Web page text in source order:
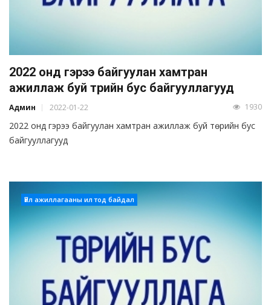
2022 онд гэрээ байгуулан хамтран
ажиллаж буй төрийн бус байгууллагууд
Админ 2022-01-22 1930
2022 онд гэрээ байгуулан хамтран ажиллаж буй төрийн бус
байгууллагууд
Үйл ажиллагааны ил тод байдал